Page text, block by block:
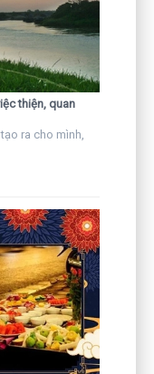
thiện, quan
ra cho mình,